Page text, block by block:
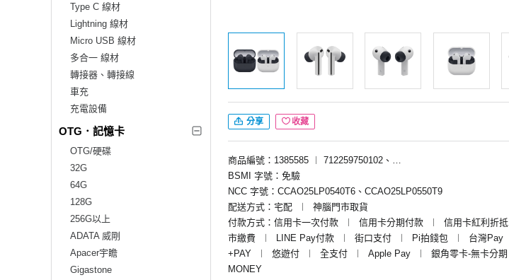
Type C 線材
Lightning 線材
Micro USB 線材
多合一 線材
轉接器、轉接線
車充
充電設備
OTG．記憶卡
OTG/硬碟
32G
64G
128G
256G以上
ADATA 威剛
Apacer宇瞻
Gigastone
分享 收藏
商品編號：1385585 ︱
BSMI 字號：免驗
NCC 字號：CCAO25LP0540T6、CCAO25LP0550T9
配送方式：宅配
︱
神腦門市取貨
付款方式：信用卡一次付款
︱ 信用卡分期付款 ︱ 信用卡紅利折抵
市繳費
︱ LINE Pay付款 ︱ 街口支付 ︱ Pi拍錢包 ︱ 台灣Pay
+PAY
︱ 悠遊付 ︱ 全支付 ︱ Apple Pay ︱ 銀角零卡-無卡分期
MONEY